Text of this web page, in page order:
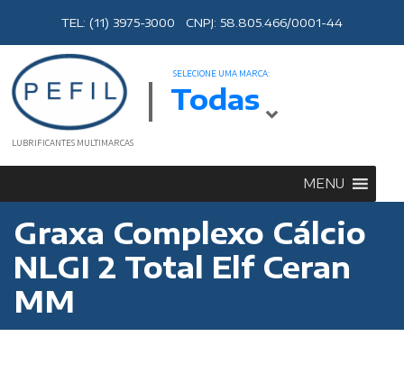
TEL: (11) 3975-3000 CNPJ: 58.805.466/0001-44
LUBRIFICANTES MULTIMARCAS
SELECIONE UMA MARCA:
Todas
MENU
Graxa Complexo Cálcio
NLGI 2 Total Elf Ceran
MM